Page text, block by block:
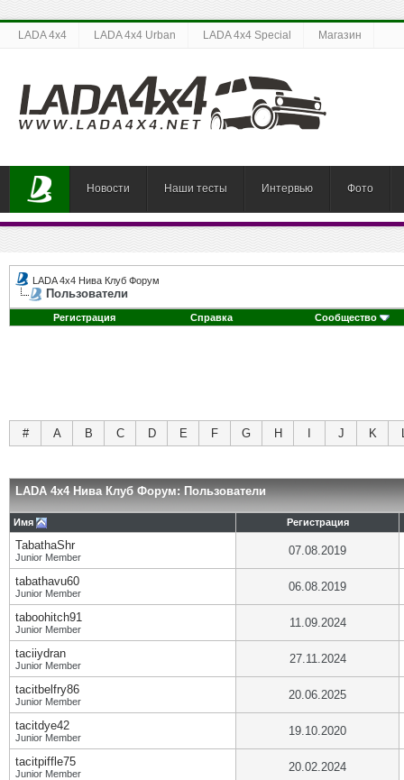
LADA 4x4 LADA 4x4 Urban LADA 4x4 Special Магазин
Новости Наши тесты Интервью Фото
LADA 4x4 Нива Клуб Форум
Пользователи
Регистрация Справка Сообщество
# A B C D E F G H J K
LADA 4x4 Нива Клуб Форум: Пользователи
Имя Регистрация
TabathaShr
Junior Member 07.08.2019
tabathavu60
Junior Member 06.08.2019
taboohitch91
Junior Member 11.09.2024
taciiydran
Junior Member 27.11.2024
tacitbelfry86
Junior Member 20.06.2025
tacitdye42
Junior Member 19.10.2020
tacitpiffle75
Junior Member 20.02.2024